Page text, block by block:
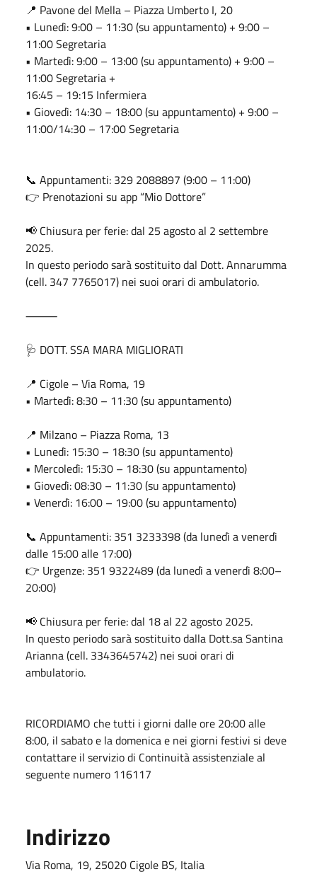
📍 Pavone del Mella – Piazza Umberto I, 20
• Lunedì: 9:00 – 11:30 (su appuntamento) + 9:00 –
11:00 Segretaria
• Martedì: 9:00 – 13:00 (su appuntamento) + 9:00 –
11:00 Segretaria +
16:45 – 19:15 Infermiera
• Giovedì: 14:30 – 18:00 (su appuntamento) + 9:00 –
11:00/14:30 – 17:00 Segretaria
📞 Appuntamenti: 329 2088897 (9:00 – 11:00)
👉 Prenotazioni su app “Mio Dottore”
📢 Chiusura per ferie: dal 25 agosto al 2 settembre
2025.
In questo periodo sarà sostituito dal Dott. Annarumma
(cell. 347 7765017) nei suoi orari di ambulatorio.
⸻
🩺 DOTT. SSA MARA MIGLIORATI
📍 Cigole – Via Roma, 19
• Martedì: 8:30 – 11:30 (su appuntamento)
📍 Milzano – Piazza Roma, 13
• Lunedì: 15:30 – 18:30 (su appuntamento)
• Mercoledì: 15:30 – 18:30 (su appuntamento)
• Giovedì: 08:30 – 11:30 (su appuntamento)
• Venerdì: 16:00 – 19:00 (su appuntamento)
📞 Appuntamenti: 351 3233398 (da lunedì a venerdì
dalle 15:00 alle 17:00)
👉 Urgenze: 351 9322489 (da lunedì a venerdì 8:00–
20:00)
📢 Chiusura per ferie: dal 18 al 22 agosto 2025.
In questo periodo sarà sostituito dalla Dott.sa Santina
Arianna (cell. 3343645742) nei suoi orari di
ambulatorio.
RICORDIAMO che tutti i giorni dalle ore 20:00 alle
8:00, il sabato e la domenica e nei giorni festivi si deve
contattare il servizio di Continuità assistenziale al
seguente numero 116117
Indirizzo
Via Roma, 19, 25020 Cigole BS, Italia